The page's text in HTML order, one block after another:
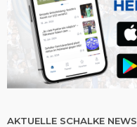
AKTUELLE SCHALKE NEWS